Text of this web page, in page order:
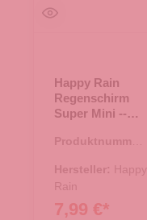
Happy Rain
Regenschirm
Super Mini --
Produktnummer:
Hersteller: Happy
Rain
7,99 €*